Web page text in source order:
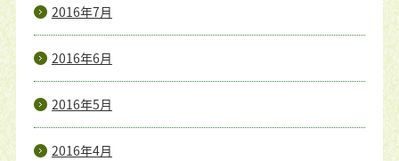
2016年7月
2016年6月
2016年5月
2016年4月